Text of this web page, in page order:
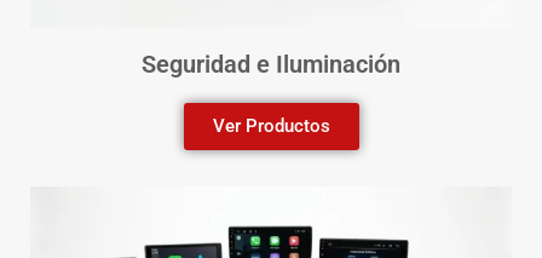
Seguridad e Iluminación
Ver Productos